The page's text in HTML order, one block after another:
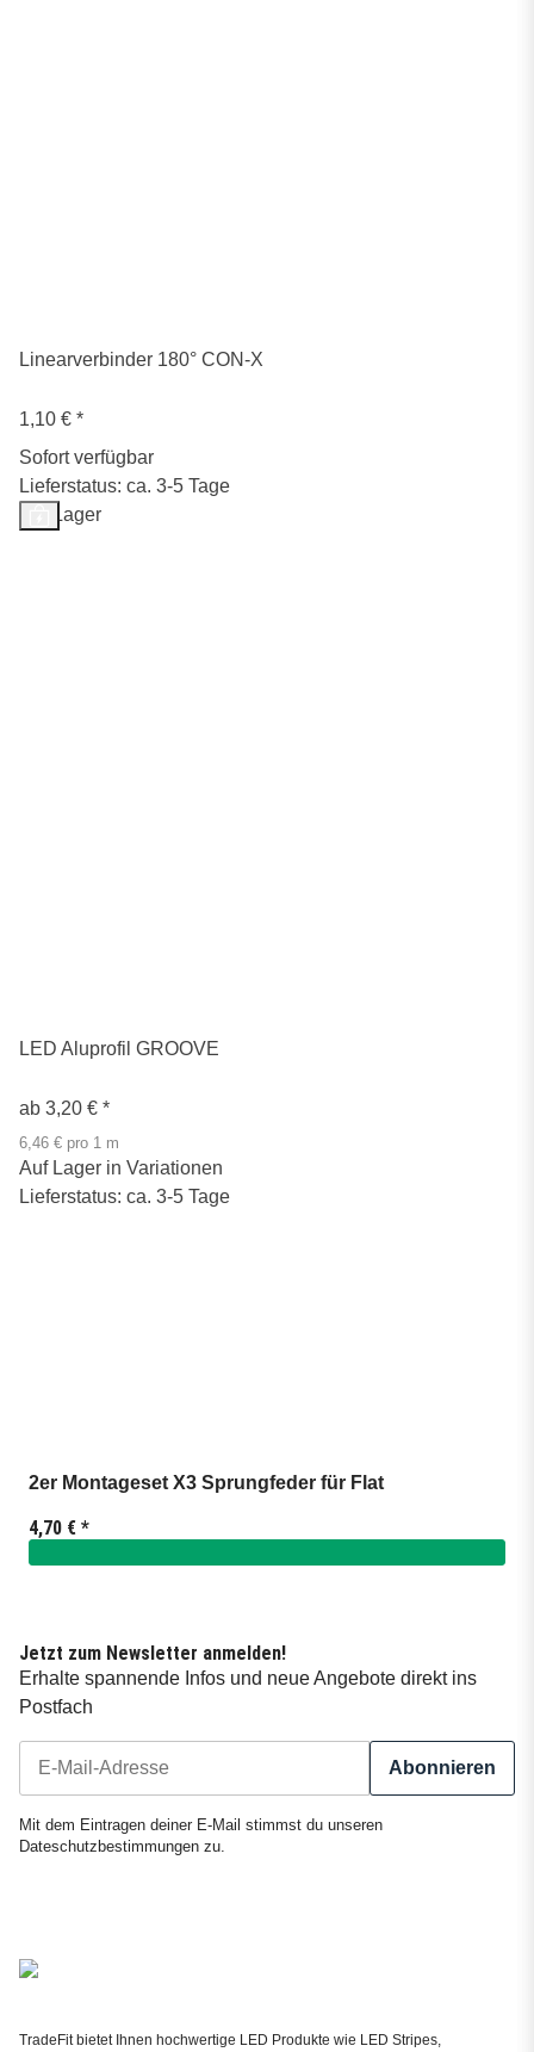
Linearverbinder 180° CON-X
1,10 € *
Sofort verfügbar
Lieferstatus: ca. 3-5 Tage
Auf Lager
LED Aluprofil GROOVE
ab 3,20 € *
6,46 € pro 1 m
Auf Lager in Variationen
Lieferstatus: ca. 3-5 Tage
2er Montageset X3 Sprungfeder für Flat
4,70 € *
Jetzt zum Newsletter anmelden!
Erhalte spannende Infos und neue Angebote direkt ins
Postfach
Abonnieren
Mit dem Eintragen deiner E-Mail stimmst du unseren
Dateschutzbestimmungen zu.
TradeFit bietet Ihnen hochwertige LED Produkte wie LED Stripes,